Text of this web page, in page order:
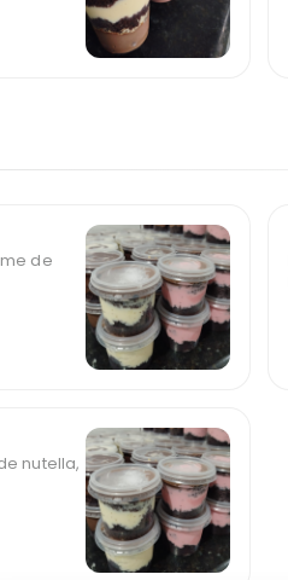
de
nutella,